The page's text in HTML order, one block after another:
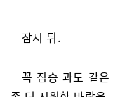
잠시 뒤.
꼭 짐승 과도 같